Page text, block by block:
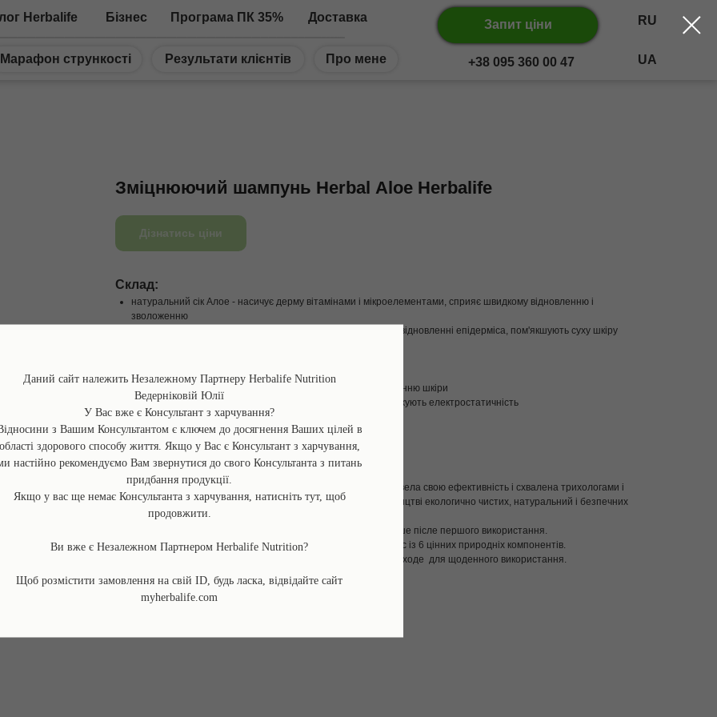
Запит ціни RU
UA
+38 095 360 00 47
Herbalife Бізнес Програма ПК 35% Доставка
Марафон стрункості Результати клієнтів Про мене
Зміцнюючий шампунь Herbal Аloe Herbalife
Дізнатись ціни
Склад:
натуральний сік Алое - насичує дерму вітамінами і мікроелементами, сприяє швидкому відновленню і
зволоженню
масло оливи - вміщує вітаміни Е, А і D, приймають участь у відновленні епідерміса, пом'якшують суху шкіру
жожоба - бореться з сухістю шкіри
росторопша - заспокоює подразнену шкіру, запобігає лущенню шкіри
протеїни пшениці - зміцнюють і зволожуюють волосся, знижують електростатичність
шавлія - заспокоює подразнену шкіру
агава - підвищує еластичність і тонус шкіри
Опис:
Шампунь Гербалайф
– унікальна рослинна косметика, яка довела свою ефективність і схвалена трихологами і
дерматологами. Компанія Нerbalife спеціалізується на виробництві екологично чистих, натуральний і безпечних
косметичних і доглядових засобів.
Відновлює структуру волосся і робить його в 10 разів міцніше післе першого використання.
В склді – натуральний сік алое, протеїнм пшениці і комплекс із 6 цінних природніх компонентів.
Дбайлива формула без сульфатів і парабенів ідеально подходе для щоденного використання.
Даний сайт належить Незалежному Партнеру Herbalife Nutrition
Ведерніковій Юлії
У Вас вже є Консультант з харчування?
з Вашим Консультантом є ключем до досягнення Ваших цілей в
області здорового способу життя. Якщо у Вас є Консультант з харчування,
настійно рекомендуємо Вам звернутися до свого Консультанта з питань
придбання продукції.
Якщо у вас ще немає Консультанта з харчування, натисніть тут, щоб
продовжити.
Ви вже є Незалежном Партнером Herbalife Nutrition?
Щоб розмістити замовлення на свій ID, будь ласка, відвідайте сайт
myherbalife.com